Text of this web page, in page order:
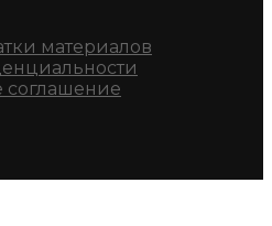
материалов
соглашение